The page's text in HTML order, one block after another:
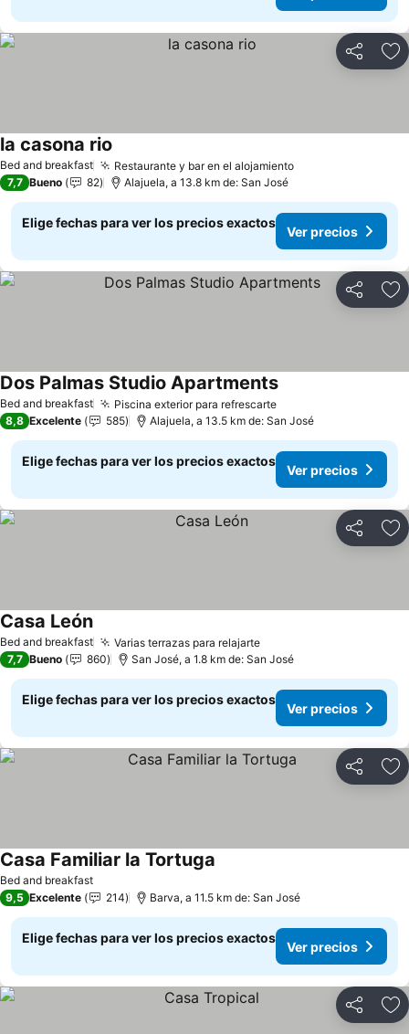
Compartir
Bed and breakfast Restaurante y bar en el alojamiento
la casona rio
7,7 Bueno 82 Alajuela, a 13.8 km de: San José
Elige fechas para ver los precios exactos
Ver precios
Compartir
Bed and breakfast Piscina exterior para refrescarte
Dos Palmas Studio Apartments
8,8 Excelente 585 Alajuela, a 13.5 km de: San José
Elige fechas para ver los precios exactos
Ver precios
Compartir
Bed and breakfast Varias terrazas para relajarte
Casa León
7,7 Bueno 860 San José, a 1.8 km de: San José
Elige fechas para ver los precios exactos
Ver precios
Compartir
Bed and breakfast
Casa Familiar la Tortuga
9,5 Excelente 214 Barva, a 11.5 km de: San José
Elige fechas para ver los precios exactos
Ver precios
Compartir